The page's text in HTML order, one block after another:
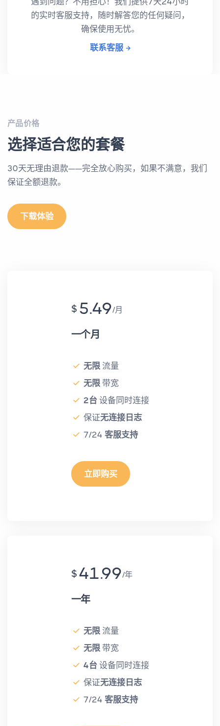
的实时客服支持，随时解答您的任何疑问，
确保使用无忧。
联系客服
产品价格
选择适合您的套餐
30天无理由退款——完全放心购买，如果不满意，我们
保证全额退款。
下载体验
$ 5.49 月
一个月
无限 流量
无限 带宽
2台 设备同时连接
保证无连接日志
7/24 客服支持
立即购买
$ 41.99 年
一年
无限 流量
无限 带宽
4台 设备同时连接
保证无连接日志
7/24 客服支持